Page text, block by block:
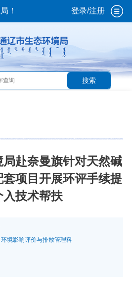
！ 登录/注册
搜索
赴奈曼旗针对天然碱
项目开展环评手续提
入技术帮扶
境影响评价与排放管理科